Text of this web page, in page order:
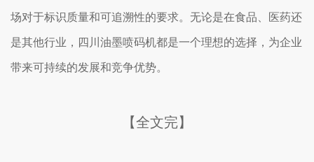
场对于标识质量和可追溯性的要求。无论是在食品、医药还
是其他行业，四川油墨喷码机都是一个理想的选择，为企业
带来可持续的发展和竞争优势。
【全文完】